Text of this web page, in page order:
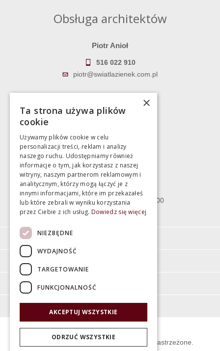
Obsługa architektów
Piotr Anioł
516 022 910
piotr@swiatlazienek.com.pl
783 043 083
Magazyn
Bartycka 24/26 Hala 100
00-716 Warszawa
poniedziałek - piątek 10:00 - 18:00
sobota 10:00 - 15:00
Moje konto
O firmie
© Świat Łazienek XXI w. Wszelkie prawa zastrzeżone.
×
Ta strona używa plików
cookie
Używamy plików cookie w celu
personalizacji treści, reklam i analizy
naszego ruchu. Udostępniamy również
informacje o tym, jak korzystasz z naszej
witryny, naszym partnerom reklamowym i
analitycznym, którzy mogą łączyć je z
innymi informacjami, które im przekazałeś
lub które zebrali w wyniku korzystania
przez Ciebie z ich usług. Dowiedz się więcej
NIEZBĘDNE
WYDAJNOŚĆ
TARGETOWANIE
FUNKCJONALNOŚĆ
AKCEPTUJ WSZYSTKIE
ODRZUĆ WSZYSTKIE